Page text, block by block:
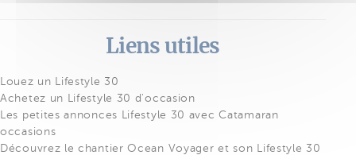
Liens utiles
Louez un Lifestyle 30
Achetez un Lifestyle 30 d'occasion
Les petites annonces Lifestyle 30 avec Catamaran
occasions
Découvrez le chantier Ocean Voyager et son Lifestyle 30